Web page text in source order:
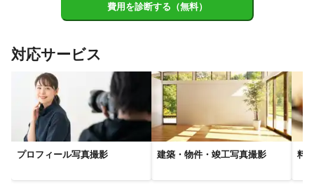
費用を診断する（無料）
対応サービス
プロフィール写真撮影 建築・物件・竣工写真撮影 料